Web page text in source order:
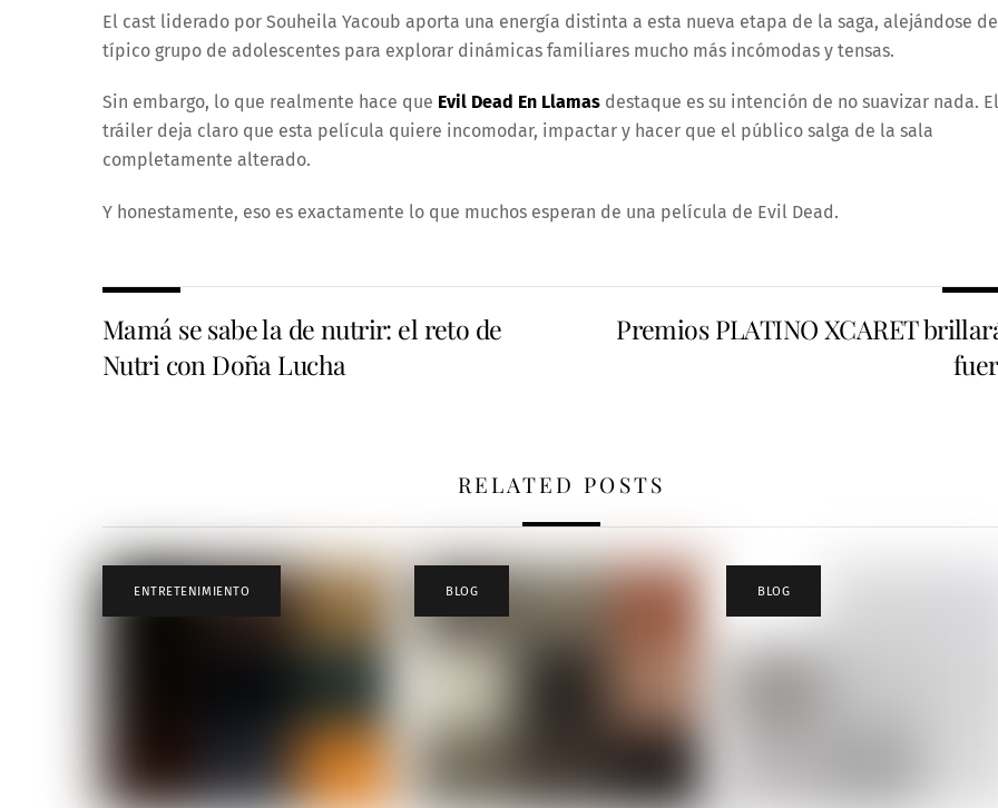
El cast liderado por Souheila Yacoub aporta una energía distinta a esta nueva etapa de la saga, alejándose
típico grupo de adolescentes para explorar dinámicas familiares mucho más incómodas y tensas.
Sin embargo, lo que realmente hace que Evil Dead En Llamas destaque es su intención de no suavizar nada. El
tráiler deja claro que esta película quiere incomodar, impactar y hacer que el público salga de la sala
completamente alterado.
Y honestamente, eso es exactamente lo que muchos esperan de una película de Evil Dead.
Mamá se sabe la de nutrir: el reto de
Nutri con Doña Lucha
Premios PLATINO XCARET
RELATED POSTS
ENTRETENIMIENTO BLOG BLOG